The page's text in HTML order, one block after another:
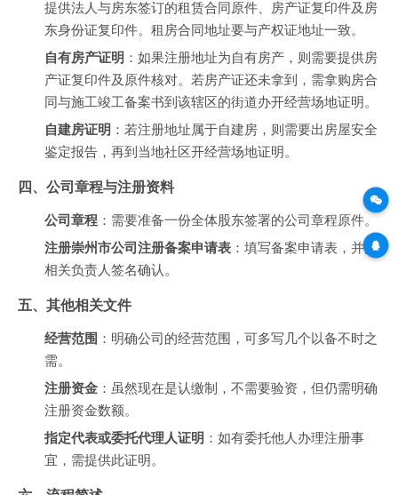
提供法人与房东签订的租赁合同原件、房产证复印件及房
东身份证复印件。租房合同地址要与产权证地址一致。
自有房产证明 ：如果注册地址为自有房产，则需要提供房
产证复印件及原件核对。若房产证还未拿到，需拿购房合
同与施工竣工备案书到该辖区的街道办开经营场地证明。
自建房证明 ：若注册地址属于自建房，则需要出房屋安全
鉴定报告，再到当地社区开经营场地证明。
四、公司章程与注册资料
公司章程 ：需要准备一份全体股东签署的公司章程原件。
注册崇州市公司注册备案申请表 ：填写备案申请表，并由
相关负责人签名确认。
五、其他相关文件
经营范围 ：明确公司的经营范围，可多写几个以备不时之
需。
注册资金 ：虽然现在是认缴制，不需要验资，但仍需明确
注册资金数额。
指定代表或委托代理人证明 ：如有委托他人办理注册事
宜，需提供此证明。